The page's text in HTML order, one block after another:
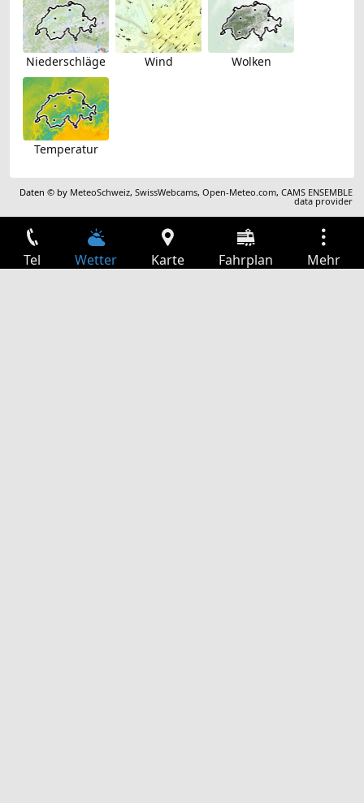
Niederschläge Wind Wolken
Temperatur
Daten © by MeteoSchweiz,SwissWebcams,Open-Meteo.com,CAMS ENSEMBLE
data provider
Tel Wetter Karte Fahrplan Mehr